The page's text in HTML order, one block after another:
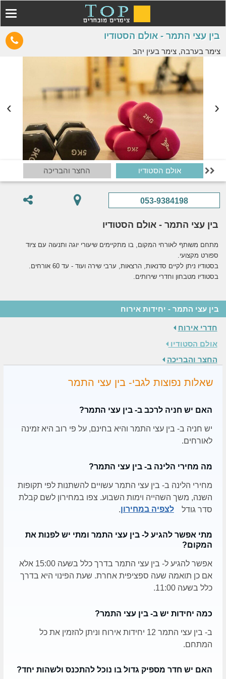
בין עצי התמר - אולם הסטודיו
צימר בערבה, צימר בעין יהב
אולם הסטודיו החצר והבריכה 
053-9384198
בין עצי התמר - אולם הסטודיו
מתחם משותף לאורחי המקום, בו מתקיימים שיעורי יוגה ותנעוה עם ציוד
ספורט מקצועי.
בסטודיו ניתן לקיים סדנאות, הרצאות, ערבי שירה ועוד - עד 60 אורחים.
בסטודיו מטבחון וחדרי שירותים.
בין עצי התמר - יחידות אירוח
חדרי אירוח
אולם הסטודיו
החצר והבריכה
שאלות נפוצות לגבי- בין עצי התמר
האם יש חניה לרכב ב- בין עצי התמר?
יש חניה ב- בין עצי התמר והיא בחינם, על פי רוב היא זמינה
לאורחים.
מה מחירי הלינה ב- בין עצי התמר?
מחירי הלינה ב- בין עצי התמר עשויים להשתנות לפי תקופות
השנה, משך השהייה וימות השבוע. צפו במחירון לשם קבלת
סדר גודל
לצפיה במחירון.
מתי אפשר להגיע ל- בין עצי התמר ומתי יש לפנות את
המקום?
אפשר להגיע ל- בין עצי התמר בדרך כלל בשעה 15:00 אלא
אם כן תואמה שעה ספציפית אחרת. שעת הפינוי היא בדרך
כלל בשעה 11:00.
כמה יחידות יש ב- בין עצי התמר?
ב- בין עצי התמר 12 יחידות אירוח וניתן להזמין את כל
המתחם.
האם יש חדר מספיק גדול בו נוכל להתכנס ולשהות יחד?